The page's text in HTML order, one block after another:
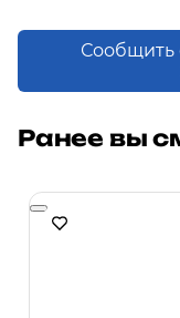
Сообщить
Ранее вы